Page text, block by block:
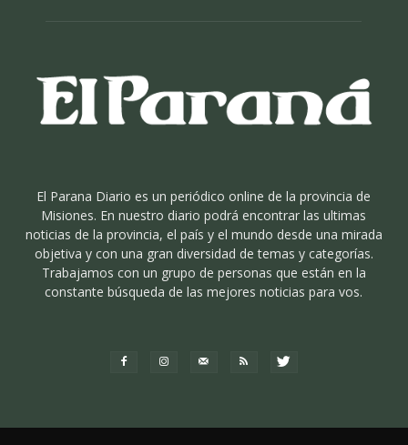
El Parana Diario es un periódico online de la provincia de
Misiones. En nuestro diario podrá encontrar las ultimas
noticias de la provincia, el país y el mundo desde una mirada
objetiva y con una gran diversidad de temas y categorías.
Trabajamos con un grupo de personas que están en la
constante búsqueda de las mejores noticias para vos.